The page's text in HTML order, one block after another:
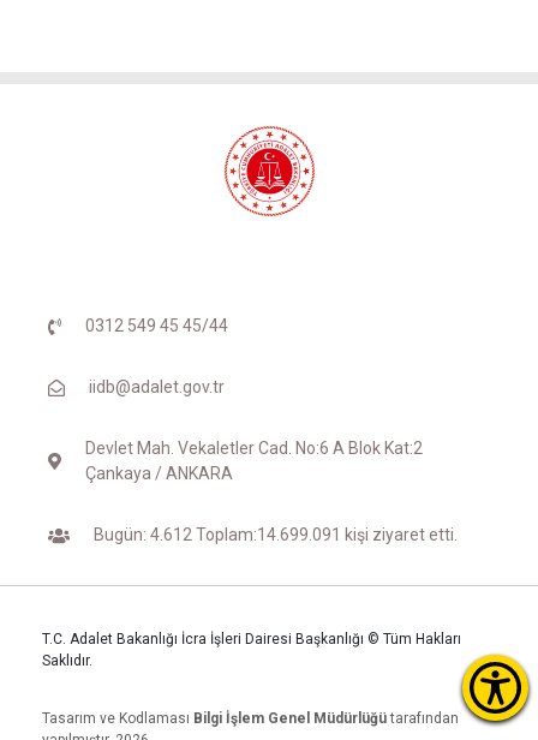
0312 549 45 45/44
iidb@adalet.gov.tr
Devlet Mah. Vekaletler Cad. No:6 A Blok Kat:2
Çankaya / ANKARA
Bugün: 4.612 Toplam:14.699.091 kişi ziyaret etti.
T.C. Adalet Bakanlığı İcra İşleri Dairesi Başkanlığı © Tüm Hakları
Saklıdır.
Tasarım ve Kodlaması Bilgi İşlem Genel Müdürlüğütarafından